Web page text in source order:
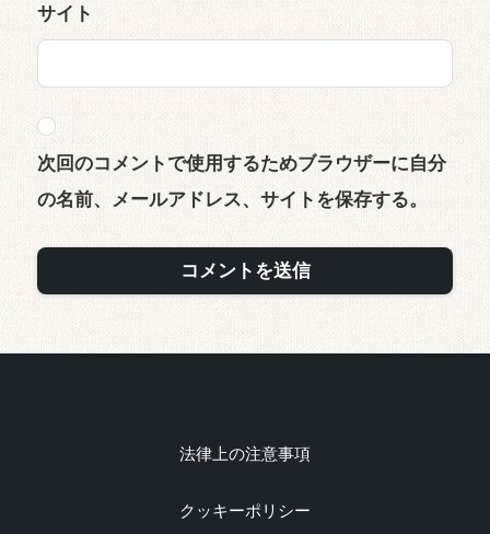
サイト
次回のコメントで使用するためブラウザーに自分
の名前、メールアドレス、サイトを保存する。
法律上の注意事項
クッキーポリシー